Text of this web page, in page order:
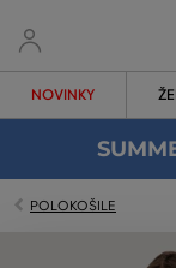
NOVINKY
POLOKOŠILE